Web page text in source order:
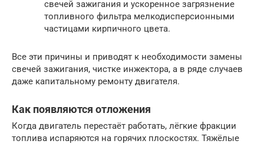
свечей зажигания и ускоренное загрязнение
топливного фильтра мелкодисперсионными
частицами кирпичного цвета.
Все эти причины и приводят к необходимости замены
свечей зажигания, чистке инжектора, а в ряде случаев
даже капитальному ремонту двигателя.
Как появляются отложения
Когда двигатель перестаёт работать, лёгкие фракции
топлива испаряются на горячих плоскостях. Тяжёлые